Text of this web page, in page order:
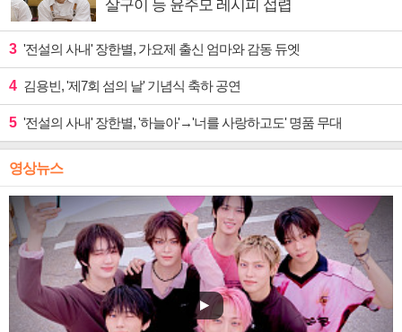
살구이 등 윤주모 레시피 섭렵
3 '전설의 사내' 장한별, 가요제 출신 엄마와 감동 듀엣
4 김용빈, '제7회 섬의 날' 기념식 축하 공연
5 '전설의 사내' 장한별, '하늘아'→'너를 사랑하고도' 명품 무대
영상뉴스